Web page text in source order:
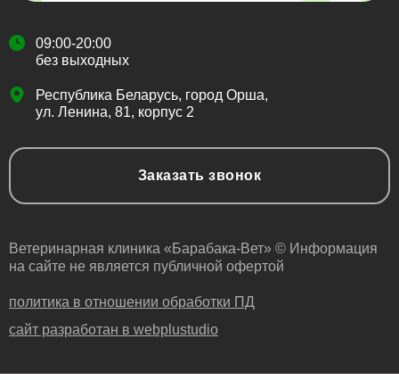
09:00-20:00
без выходных
Республика Беларусь, город Орша,
ул. Ленина, 81, корпус 2
Заказать звонок
Ветеринарная клиника «Барабака-Вет» © Информация
на сайте не является публичной офертой
политика в отношении обработки ПД
сайт разработан в webplustudio